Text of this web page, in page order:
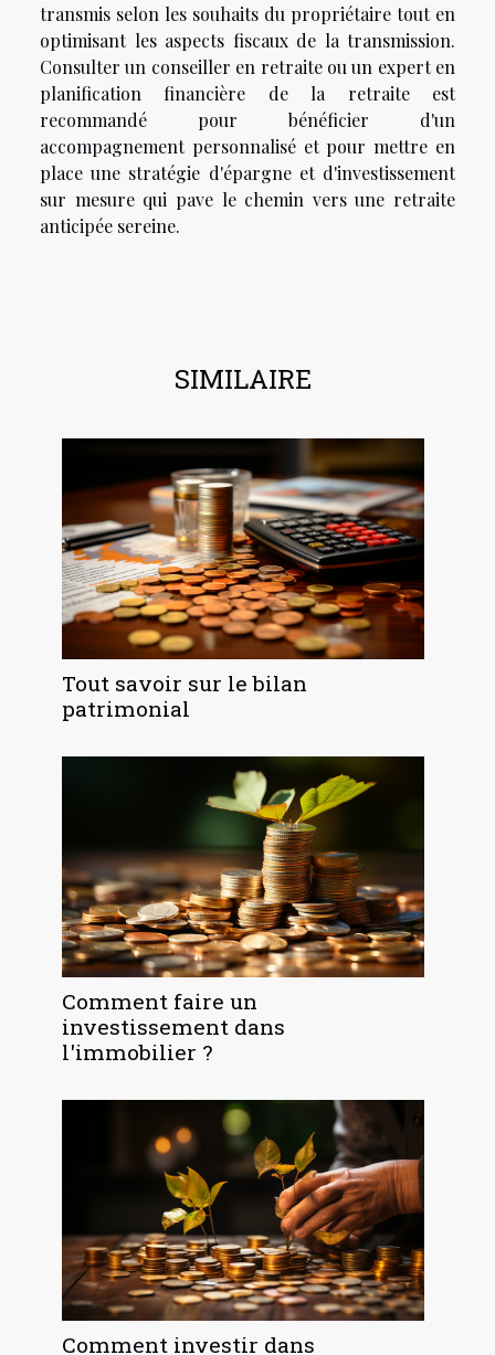
transmis selon les souhaits du propriétaire tout en
optimisant les aspects fiscaux de la transmission.
Consulter un conseiller en retraite ou un expert en
planification financière de la retraite est
recommandé pour bénéficier d'un
accompagnement personnalisé et pour mettre en
place une stratégie d'épargne et d'investissement
sur mesure qui pave le chemin vers une retraite
anticipée sereine.
SIMILAIRE
Tout savoir sur le bilan
patrimonial
Comment faire un
investissement dans
l'immobilier ?
Comment investir dans